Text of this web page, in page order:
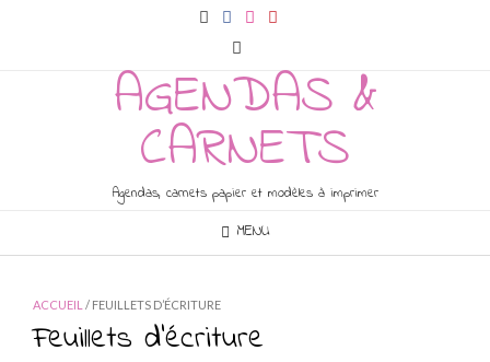
AGENDAS &
CARNETS
Agendas, carnets papier et modèles à imprimer
MENU
ACCUEIL / FEUILLETS D’ÉCRITURE
Feuillets d'écriture